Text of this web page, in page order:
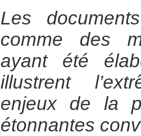
Les
comme des
ayant été
illustrent
enjeux de la
étonnantes